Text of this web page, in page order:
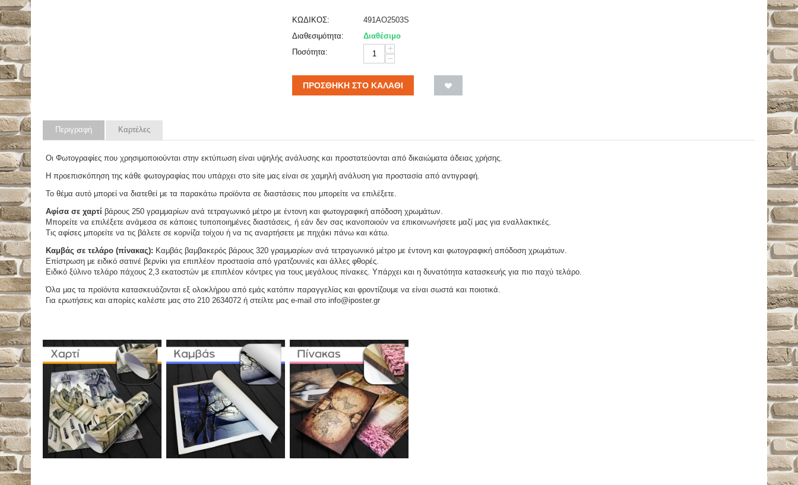
ΚΩΔΙΚΟΣ:
491AO2503S
Διαθεσιμότητα:
Διαθέσιμο
Ποσότητα:
+
−
ΠΡΟΣΘΉΚΗ ΣΤΟ ΚΑΛΆΘΙ
Περιγραφή Καρτέλες
Οι Φωτογραφίες που χρησιμοποιούνται στην εκτύπωση είναι υψηλής ανάλυσης και προστατεύονται από δικαιώματα άδειας χρήσης.
Η προεπισκόπηση της κάθε φωτογραφίας που υπάρχει στο site μας είναι σε χαμηλή ανάλυση για προστασία από αντιγραφή.
Το θέμα αυτό μπορεί να διατεθεί με τα παρακάτω προϊόντα σε διαστάσεις που μπορείτε να επιλέξετε.
Αφίσα σε χαρτί βάρους 250 γραμμαρίων ανά τετραγωνικό μέτρο με έντονη και φωτογραφική απόδοση χρωμάτων.
Μπορείτε να επιλέξετε ανάμεσα σε κάποιες τυποποιημένες διαστάσεις, ή εάν δεν σας ικανοποιούν να επικοινωνήσετε μαζί μας για εναλλακτικές.
Τις αφίσες μπορείτε να τις βάλετε σε κορνίζα τοίχου ή να τις αναρτήσετε με πηχάκι πάνω και κάτω.
Καμβάς σε τελάρο (πίνακας): Καμβάς βαμβακερός βάρους 320 γραμμαρίων ανά τετραγωνικό μέτρο με έντονη και φωτογραφική απόδοση χρωμάτων.
Επίστρωση με ειδικό σατινέ βερνίκι για επιπλέον προστασία από γρατζουνιές και άλλες φθορές.
Ειδικό ξύλινο τελάρο πάχους 2,3 εκατοστών με επιπλέον κόντρες για τους μεγάλους πίνακες. Υπάρχει και η δυνατότητα κατασκευής για πιο παχύ τελάρο.
Όλα μας τα προϊόντα κατασκευάζονται εξ ολοκλήρου από εμάς κατόπιν παραγγελίας και φροντίζουμε να είναι σωστά και ποιοτικά.
Για ερωτήσεις και απορίες καλέστε μας στο 210 2634072 ή στείλτε μας e-mail στο info@iposter.gr